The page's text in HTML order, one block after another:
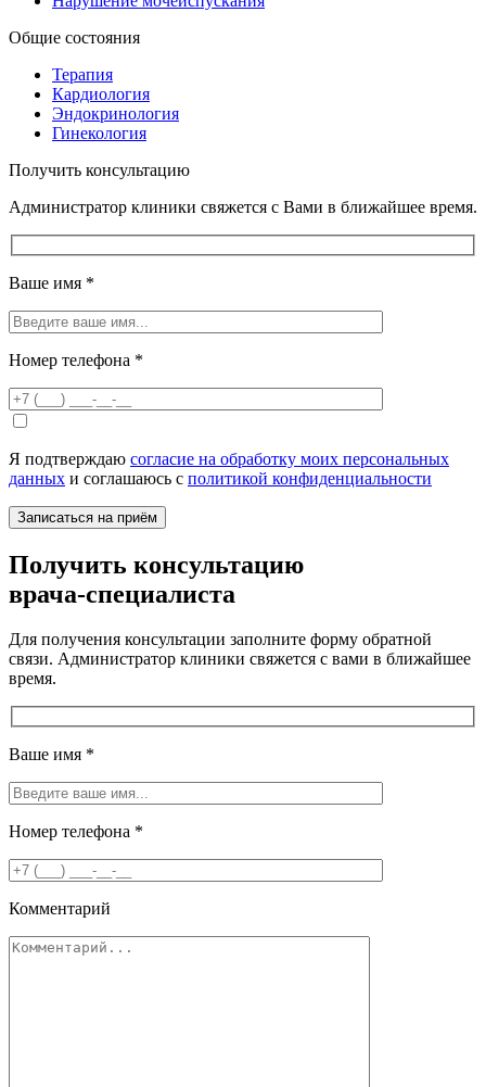
Общие состояния
Терапия
Кардиология
Эндокринология
Гинекология
Получить консультацию
Администратор клиники свяжется с Вами в ближайшее время.
Ваше имя *
Номер телефона *
Я подтверждаю согласие на обработку моих персональных
данных и соглашаюсь с политикой конфиденциальности
Получить консультацию
врача-специалиста
Для получения консультации заполните форму обратной
связи. Администратор клиники свяжется с вами в ближайшее
время.
Ваше имя *
Номер телефона *
Комментарий